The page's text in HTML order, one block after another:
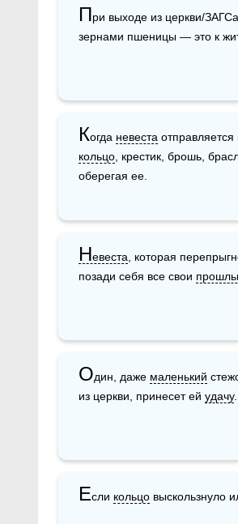
При выходе из церкви/
зернами пшеницы — это к
Когда невеста отправляется
кольцо , крестик, брошь,
оберегая ее.
Невеста , которая
позади себя все свои
Один, даже маленький
из церкви, принесет ей удачу.
Если кольцо выскользнуло